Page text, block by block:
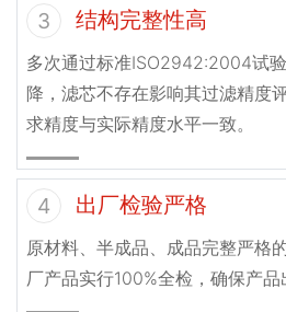
3 结构完整性高
多次通过标准ISO2942:2004试
降，滤芯不存在影响其过滤精度
求精度与实际精度水平一致。
4 出厂检验严格
原材料、半成品、成品完整严格
厂产品实行100%全检，确保产品